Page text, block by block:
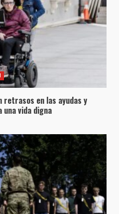
retrasos en las ayudas y
una vida digna